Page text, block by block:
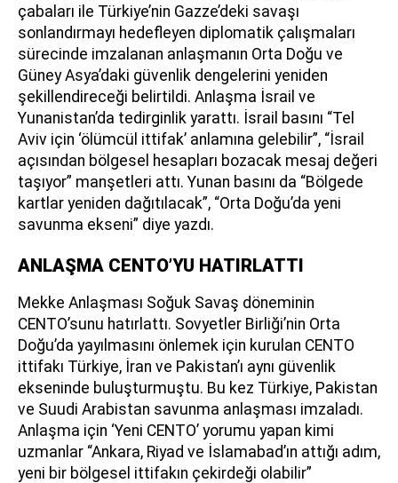
çabaları ile Türkiye’nin Gazze’deki savaşı
sonlandırmayı hedefleyen diplomatik çalışmaları
sürecinde imzalanan anlaşmanın Orta Doğu ve
Güney Asya’daki güvenlik dengelerini yeniden
şekillendireceği belirtildi. Anlaşma İsrail ve
Yunanistan’da tedirginlik yarattı. İsrail basını “Tel
Aviv için ‘ölümcül ittifak’ anlamına gelebilir”, “İsrail
açısından bölgesel hesapları bozacak mesaj değeri
taşıyor” manşetleri attı. Yunan basını da “Bölgede
kartlar yeniden dağıtılacak”, “Orta Doğu’da yeni
savunma ekseni” diye yazdı.
ANLAŞMA CENTO’YU HATIRLATTI
Mekke Anlaşması Soğuk Savaş döneminin
CENTO’sunu hatırlattı. Sovyetler Birliği’nin Orta
Doğu’da yayılmasını önlemek için kurulan CENTO
ittifakı Türkiye, İran ve Pakistan’ı aynı güvenlik
ekseninde buluşturmuştu. Bu kez Türkiye, Pakistan
ve Suudi Arabistan savunma anlaşması imzaladı.
Anlaşma için ‘Yeni CENTO’ yorumu yapan kimi
uzmanlar “Ankara, Riyad ve İslamabad’ın attığı adım,
yeni bir bölgesel ittifakın çekirdeği olabilir”